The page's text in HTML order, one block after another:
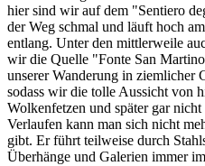
hier sind wir auf dem "Sentiero
der Weg schmal und läuft hoch
entlang. Unter den mittlerweile
wir die Quelle "Fonte San
unserer Wanderung in ziemlicher
sodass wir die tolle Aussicht von
Wolkenfetzen und später gar
Verlaufen kann man sich nicht
gibt. Er führt teilweise durch
Überhänge und Galerien immer